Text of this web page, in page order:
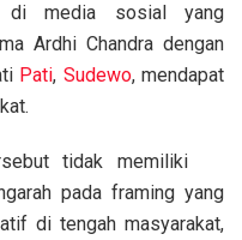
ar
e
di media sosial yang
Ardhi Chandra dengan
Pati, Sudewo, mendapat
tidak memiliki
pada framing yang
di tengah masyarakat,